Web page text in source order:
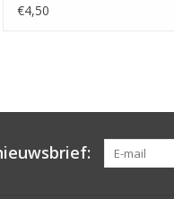
€4,50